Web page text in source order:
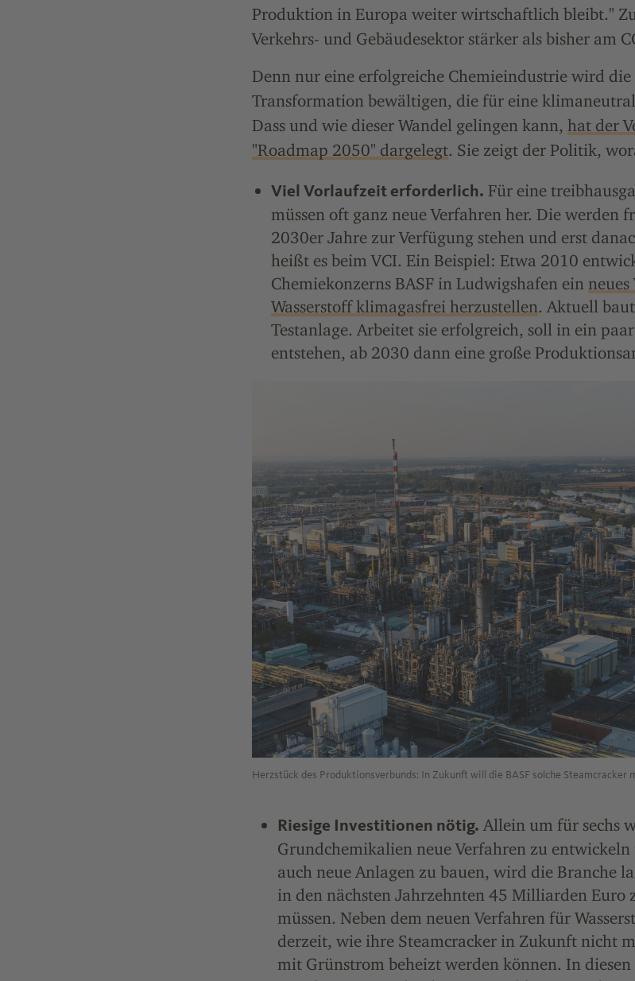
Produktion in Europa weiter wirtschaftlich bleibt."
Verkehrs- und Gebäudesektor stärker als bisher am
Denn nur eine erfolgreiche Chemieindustrie wird
Transformation bewältigen, die für eine
Dass und wie dieser Wandel gelingen kann, hat der
"Roadmap 2050" dargelegt. Sie zeigt der Politik,
Viel Vorlaufzeit erforderlich. Für eine
müssen oft ganz neue Verfahren her. Die werden
2030er Jahre zur Verfügung stehen und erst
heißt es beim VCI. Ein Beispiel: Etwa 2010
Chemiekonzerns BASF in Ludwigshafen ein
Wasserstoff klimagasfrei herzustellen. Aktuell
Testanlage. Arbeitet sie erfolgreich, soll in ein
entstehen, ab 2030 dann eine große
Herzstück des Produktionsverbunds: In Zukunft will die BASF solche Steamcracker
Riesige Investitionen nötig. Allein um für sechs
Grundchemikalien neue Verfahren zu
auch neue Anlagen zu bauen, wird die Branche
in den nächsten Jahrzehnten 45 Milliarden Euro
müssen. Neben dem neuen Verfahren für
derzeit, wie ihre Steamcracker in Zukunft nicht
mit Grünstrom beheizt werden können. In